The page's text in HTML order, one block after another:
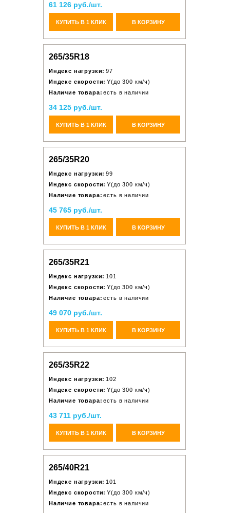
61 126 руб./шт.
КУПИТЬ В 1 КЛИК В КОРЗИНУ
265/35R18
Индекс нагрузки: 97
Индекс скорости: Y(до 300 км/ч)
Наличие товара: есть в наличии
34 125 руб./шт.
КУПИТЬ В 1 КЛИК В КОРЗИНУ
265/35R20
Индекс нагрузки: 99
Индекс скорости: Y(до 300 км/ч)
Наличие товара: есть в наличии
45 765 руб./шт.
КУПИТЬ В 1 КЛИК В КОРЗИНУ
265/35R21
Индекс нагрузки: 101
Индекс скорости: Y(до 300 км/ч)
Наличие товара: есть в наличии
49 070 руб./шт.
КУПИТЬ В 1 КЛИК В КОРЗИНУ
265/35R22
Индекс нагрузки: 102
Индекс скорости: Y(до 300 км/ч)
Наличие товара: есть в наличии
43 711 руб./шт.
КУПИТЬ В 1 КЛИК В КОРЗИНУ
265/40R21
Индекс нагрузки: 101
Индекс скорости: Y(до 300 км/ч)
Наличие товара: есть в наличии